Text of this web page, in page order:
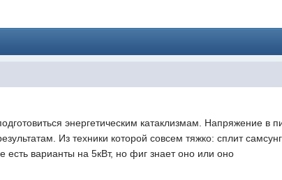
энергетическим катаклизмам. Напряжение в
Из техники которой совсем тяжко: сплит
есть варианты на 5кВт, но фиг знает оно или оно